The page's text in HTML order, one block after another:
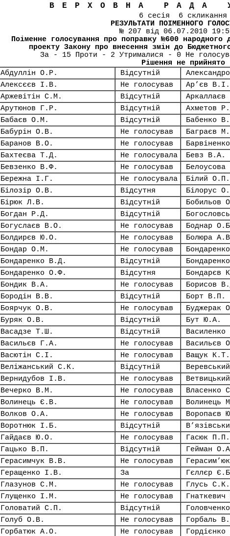
ВЕРХОВНА РАДА
6 сесія 6 скликання
РЕЗУЛЬТАТИ ПОІМЕННОГО
№ 207 від 06.07.2010
Поіменне голосування про поправку №600
проекту Закону про внесення змін до
За - 15 Проти - 2 Утрималися - 0 Не
Рішення не прийнято
Абдуллін О.Р.
Відсутній
Алексєєв І.В.
Не голосував Ар’єв В.І.
Аржевітін С.М.
Відсутній
Арутюнов Г.Р.
Відсутній Ахметов
Бабаєв О.М.
Відсутній Бабенко
Бабурін О.В.
Не голосував Баграєв
Баранов В.О.
Не голосував
Бахтеєва Т.Д.
Не голосувала Бевз В.А.
Бевзенко В.Ф.
Не голосував
Бережна І.Г.
Не голосувала Білий О.П.
Білозір О.В.
Відсутня Білорус
Бірюк Л.В.
Відсутній Бобильов
Богдан Р.Д.
Відсутній
Богуслаєв В.О.
Не голосував Боднар
Болдирєв Ю.О.
Не голосував Болюра
Бондар О.М.
Не голосував
Бондаренко В.Д.
Відсутній
Бондаренко О.Ф.
Відсутня Бондарєв
Бондик В.А.
Не голосував Борисов
Бородін В.В.
Відсутній Борт В.П.
Боярчук О.В.
Не голосував Буджерак
Буряк О.В.
Відсутній Бут Ю.А.
Васадзе Т.Ш.
Відсутній
Васильєв Г.А.
Не голосував Васильєв
Васютін С.І.
Не голосував Ващук К.Т.
Веліжанський С.К.
Відсутній
Вернидубов І.В.
Не голосував
Вечерко В.М.
Не голосував Власенко
Волинець Є.В.
Не голосував Волинець
Волков О.А.
Не голосував Воропаєв
Воротнюк І.Б.
Відсутній
Гайдаєв Ю.О.
Не голосував Гасюк П.П.
Гацько В.П.
Відсутній Гейман
Герасимчук В.В.
Не голосував
Геращенко І.В.
За Гєллєр
Глазунов С.М.
Не голосував Глусь С.К.
Глущенко І.М.
Не голосував
Головатий С.П.
Відсутній
Голуб О.В.
Не голосував Горбаль
Горбатюк А.О.
Не голосував